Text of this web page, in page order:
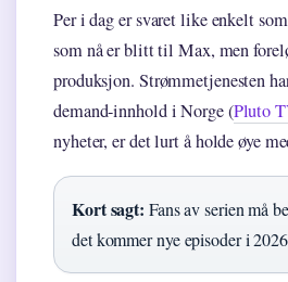
Per i dag er svaret like enkelt
som nå er blitt til Max, men
produksjon. Strømmetjenesten
demand-innhold i Norge (Pluto
nyheter, er det lurt å holde øye
Kort sagt: Fans av serien må
det kommer nye episoder i